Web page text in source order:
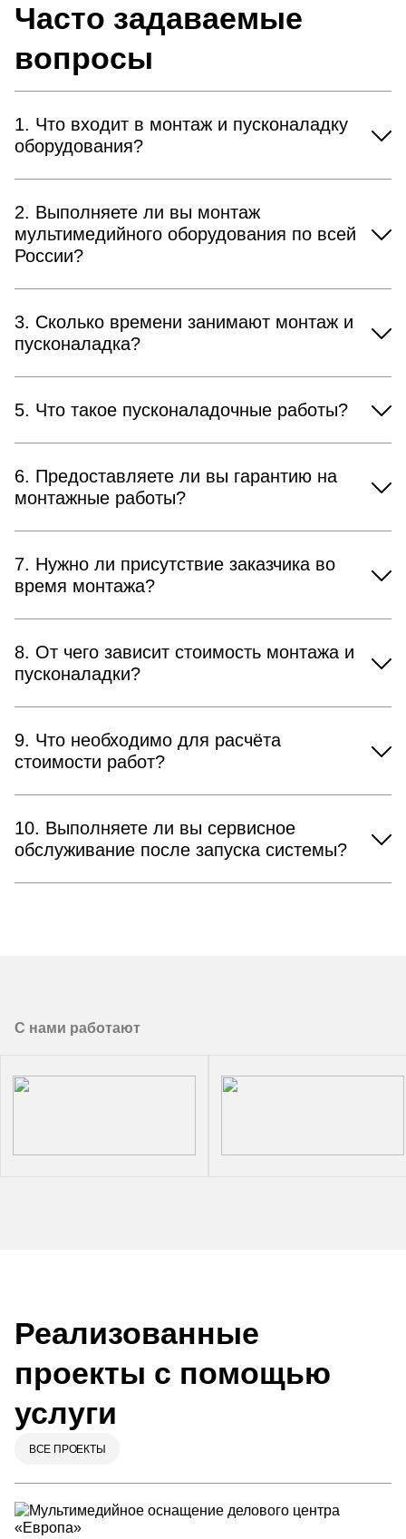
Часто задаваемые
вопросы
1. Что входит в монтаж и пусконаладку
оборудования?
2. Выполняете ли вы монтаж
мультимедийного оборудования по всей
России?
3. Сколько времени занимают монтаж и
пусконаладка?
5. Что такое пусконаладочные работы?
6. Предоставляете ли вы гарантию на
монтажные работы?
7. Нужно ли присутствие заказчика во
время монтажа?
8. От чего зависит стоимость монтажа и
пусконаладки?
9. Что необходимо для расчёта
стоимости работ?
10. Выполняете ли вы сервисное
обслуживание после запуска системы?
С нами работают
Реализованные
проекты с помощью
услуги
ВСЕ ПРОЕКТЫ